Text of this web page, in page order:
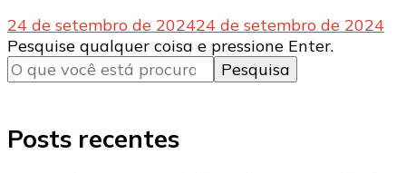
24 de setembro de 202424 de setembro de 2024
Procurando
algo?
Pesquise qualquer coisa e pressione Enter.
Posts recentes